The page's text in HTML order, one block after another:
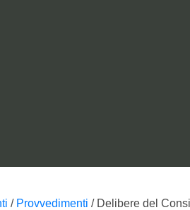
/ Provvedimenti / Delibere del